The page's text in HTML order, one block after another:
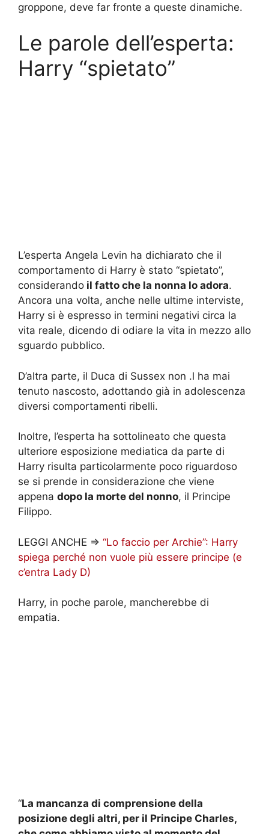
groppone, deve far fronte a queste dinamiche.
Le parole dell’esperta:
Harry “spietato”
L’esperta Angela Levin ha dichiarato che il
comportamento di Harry è stato “spietato”,
considerando il fatto che la nonna lo adora.
Ancora una volta, anche nelle ultime interviste,
Harry si è espresso in termini negativi circa la
vita reale, dicendo di odiare la vita in mezzo allo
sguardo pubblico.
D’altra parte, il Duca di Sussex non .l ha mai
tenuto nascosto, adottando già in adolescenza
diversi comportamenti ribelli.
Inoltre, l’esperta ha sottolineato che questa
ulteriore esposizione mediatica da parte di
Harry risulta particolarmente poco riguardoso
se si prende in considerazione che viene
appena dopo la morte del nonno, il Principe
Filippo.
LEGGI ANCHE => “Lo faccio per Archie”: Harry
spiega perché non vuole più essere principe (e
c’entra Lady D)
Harry, in poche parole, mancherebbe di
empatia.
“La mancanza di comprensione della
posizione degli altri, per il Principe Charles,